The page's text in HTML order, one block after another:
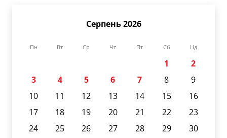
Серпень 2026
Пн Вт Ср Чт Пт Сб Нд
1
2
3
4 5 6 7 8
9
10
11 12 13 14 15
16
17
18 19 20 21 22
23
24
25 26 27 28 29
30